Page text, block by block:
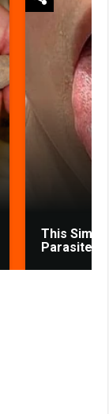
This
Parasites